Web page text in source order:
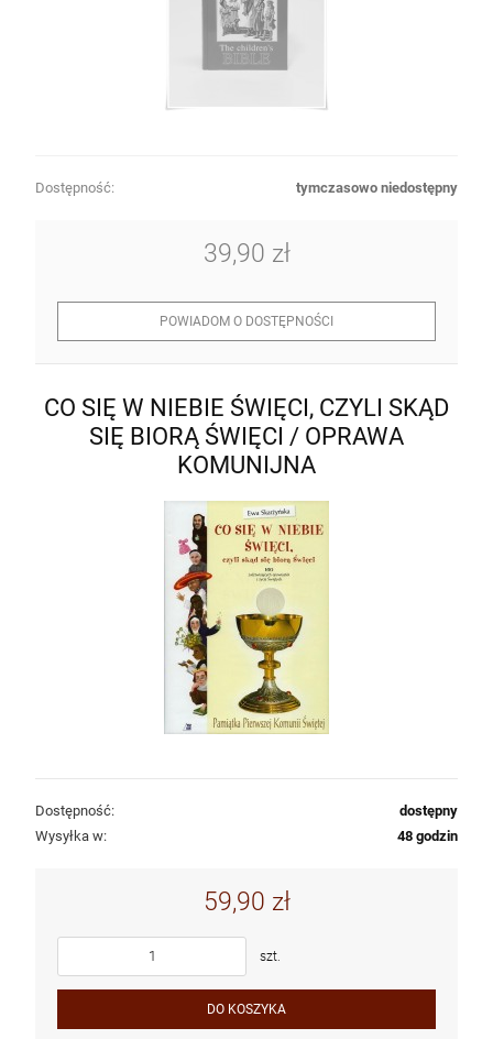
Dostępność: tymczasowo niedostępny
39,90 zł
POWIADOM O DOSTĘPNOŚCI
CO SIĘ W NIEBIE ŚWIĘCI, CZYLI SKĄD
SIĘ BIORĄ ŚWIĘCI / OPRAWA
KOMUNIJNA
Dostępność:
dostępny
Wysyłka w:
48 godzin
59,90 zł
szt.
DO KOSZYKA